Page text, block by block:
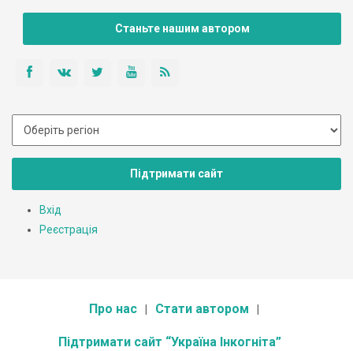
Станьте нашим автором
Підтримати сайт
Вхід
Реєстрація
Про нас Стати автором
Підтримати сайт “Україна Інкогніта”